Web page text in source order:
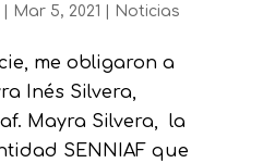
Mar 5, 2021 Noticias
me obligaron a
Inés Silvera,
Mayra Silvera, la
SENNIAF que